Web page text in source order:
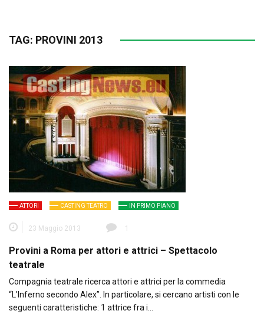
TAG: PROVINI 2013
ATTORI CASTING TEATRO IN PRIMO PIANO
23 Maggio 2013 1
Provini a Roma per attori e attrici – Spettacolo
teatrale
Compagnia teatrale ricerca attori e attrici per la commedia
“L’Inferno secondo Alex”. In particolare, si cercano artisti con le
seguenti caratteristiche: 1 attrice fra i…